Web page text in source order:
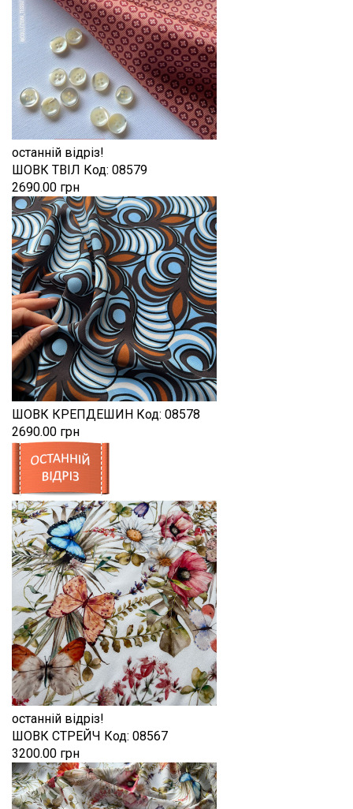
останній відріз!
ШОВК ТВІЛ Код: 08579
2690.00 грн
ШОВК КРЕПДЕШИН Код: 08578
2690.00 грн
останній відріз!
ШОВК СТРЕЙЧ Код: 08567
3200.00 грн